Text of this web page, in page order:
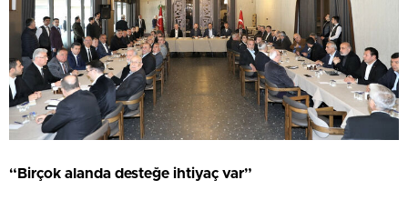
“Birçok alanda desteğe ihtiyaç var”